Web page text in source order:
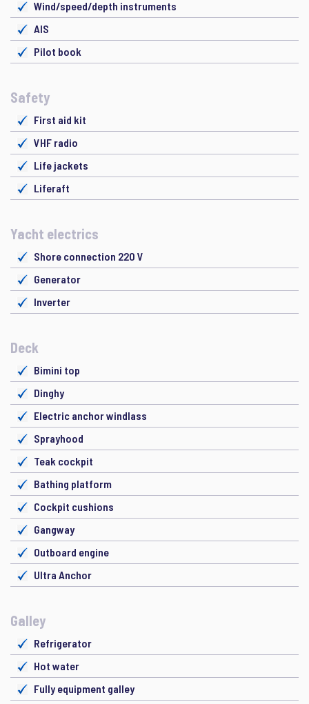
Wind/speed/depth instruments
AIS
Pilot book
Safety
First aid kit
VHF radio
Life jackets
Liferaft
Yacht electrics
Shore connection 220 V
Generator
Inverter
Deck
Bimini top
Dinghy
Electric anchor windlass
Sprayhood
Teak cockpit
Bathing platform
Cockpit cushions
Gangway
Outboard engine
Ultra Anchor
Galley
Refrigerator
Hot water
Fully equipment galley